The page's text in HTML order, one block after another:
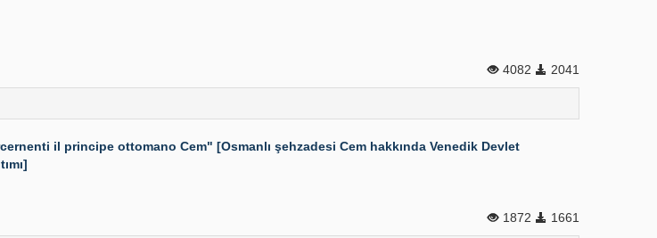
4082 2041
il principe ottomano Cem" [Osmanlı şehzadesi Cem hakkında Venedik Devlet
1872 1661